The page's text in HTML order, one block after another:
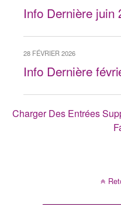
Info Dernière juin
28 FÉVRIER 2026
Info Dernière
Charger Des Entrées